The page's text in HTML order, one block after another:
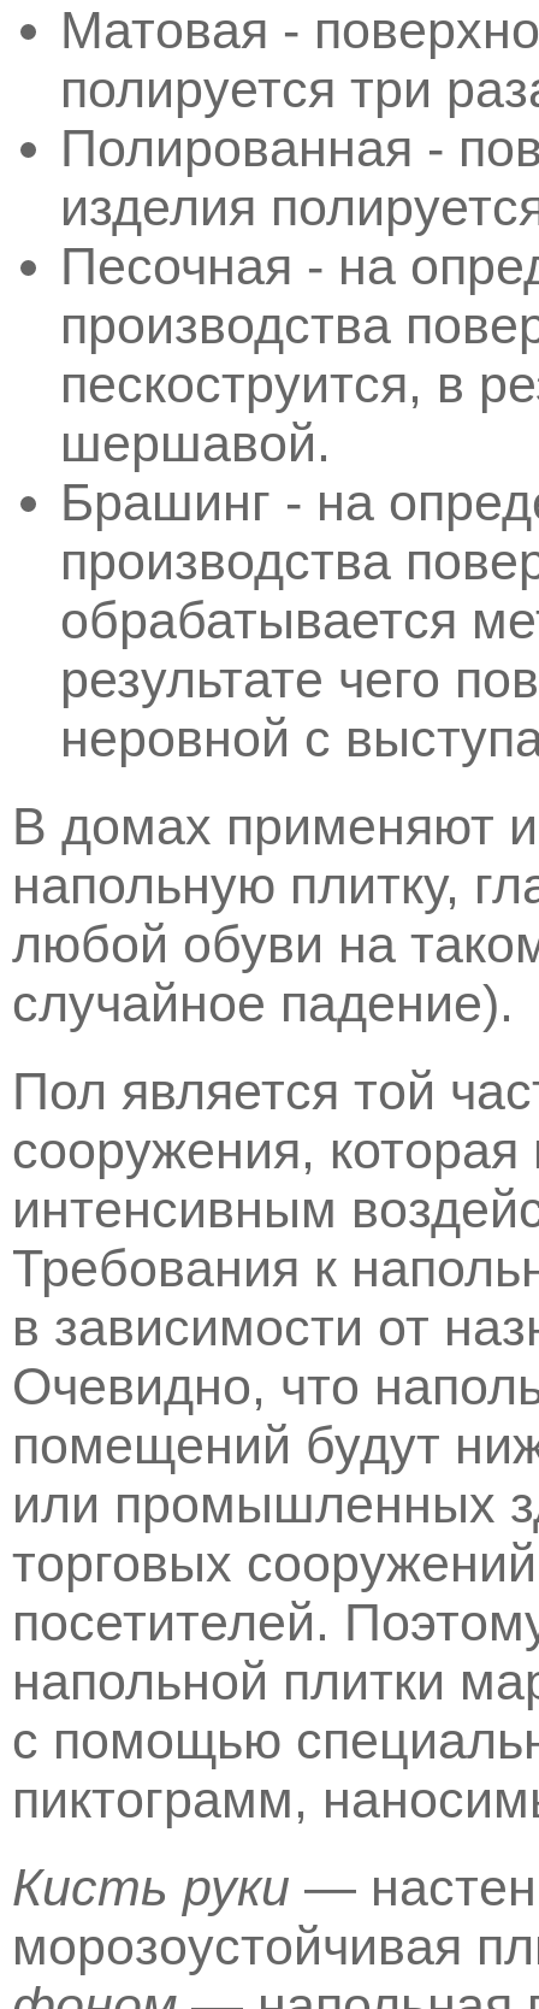
Матовая -
полируется три
Полированная -
изделия
Песочная - на
производства
пескоструится, в
шершавой.
Брашинг - на
производства
обрабатывается
результате чего
неровной с
В домах применяют
напольную плитку,
любой обуви на
случайное падение).
Пол является той
сооружения,
интенсивным
Требования к
в зависимости от
Очевидно, что
помещений будут
или промышленных
торговых
посетителей.
напольной плитки
с помощью
пиктограмм,
Кисть руки —
морозоустойчивая